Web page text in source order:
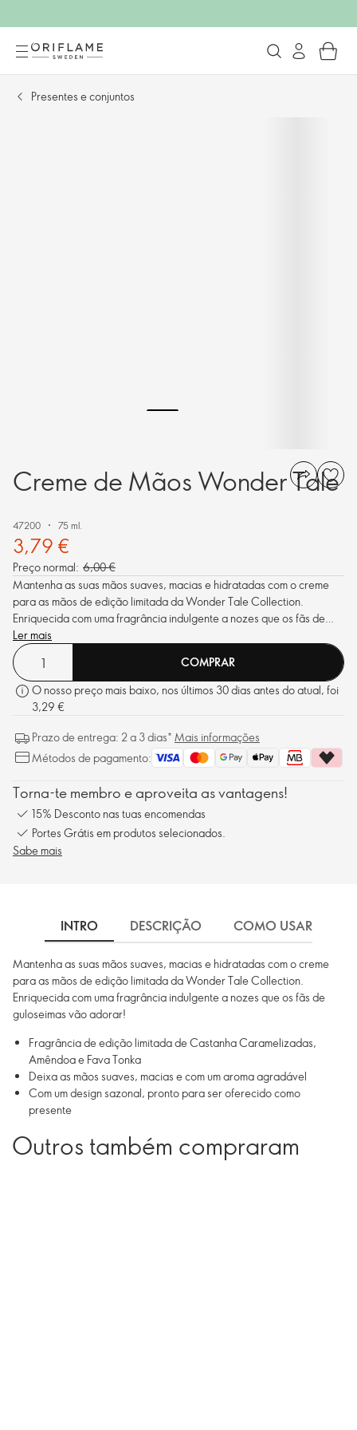
Presentes e conjuntos
Creme de Mãos Wonder Tale
47200 75 ml.
3,79 €
Preço normal: 6,00 €
Mantenha as suas mãos suaves, macias e hidratadas com o creme
para as mãos de edição limitada da Wonder Tale Collection.
Enriquecida com uma fragrância indulgente a nozes que os fãs de
guloseimas vão adorar!
Ler mais
COMPRAR
O nosso preço mais baixo, nos últimos 30 dias antes do atual, foi
3,29 €
Prazo de entrega: 2 a 3 dias* Mais informações
Métodos de pagamento:
Torna-te membro e aproveita as vantagens!
15% Desconto nas tuas encomendas
Portes Grátis em produtos selecionados.
Sabe mais
INTRO DESCRIÇÃO COMO USAR
Mantenha as suas mãos suaves, macias e hidratadas com o creme
para as mãos de edição limitada da Wonder Tale Collection.
Enriquecida com uma fragrância indulgente a nozes que os fãs de
guloseimas vão adorar!
Fragrância de edição limitada de Castanha Caramelizadas,
Amêndoa e Fava Tonka
Deixa as mãos suaves, macias e com um aroma agradável
Com um design sazonal, pronto para ser oferecido como
presente
Outros também compraram